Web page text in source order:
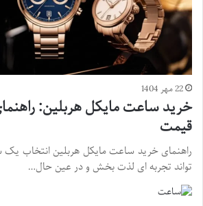
22 مهر 1404
خرید ساعت مایکل هربلین:
قیمت
راهنمای خرید ساعت مایکل هربلین انتخاب
تواند تجربه ای لذت بخش و در عین حال…